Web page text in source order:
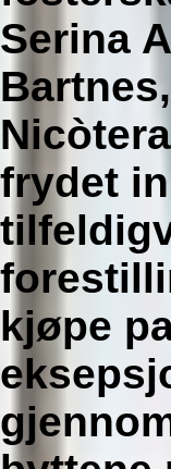
Serina
frydet
kjøpe